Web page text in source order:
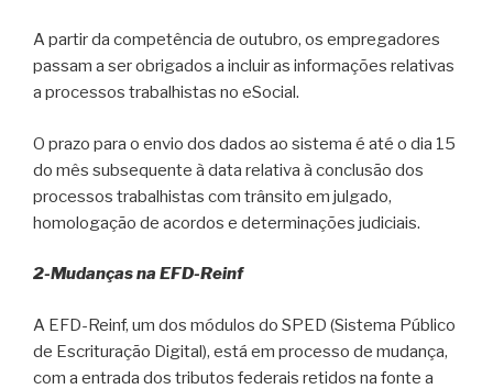
A partir da competência de outubro, os empregadores
passam a ser obrigados a incluir as informações relativas
a processos trabalhistas no eSocial.
O prazo para o envio dos dados ao sistema é até o dia 15
do mês subsequente à data relativa à conclusão dos
processos trabalhistas com trânsito em julgado,
homologação de acordos e determinações judiciais.
2-Mudanças na EFD-Reinf
A EFD-Reinf, um dos módulos do SPED (Sistema Público
de Escrituração Digital), está em processo de mudança,
com a entrada dos tributos federais retidos na fonte a